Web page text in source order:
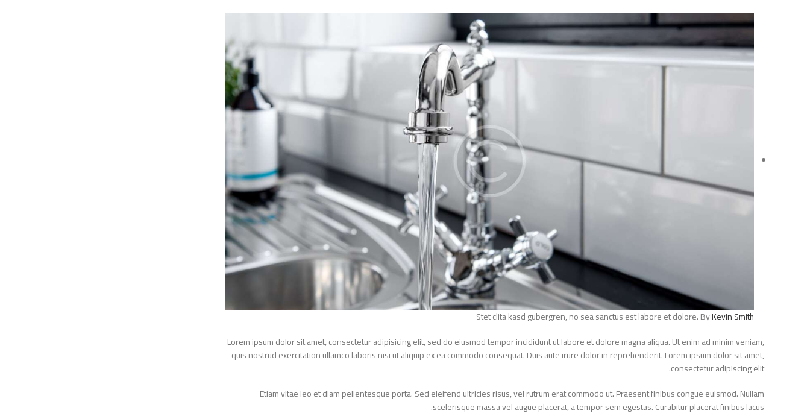
Stet clita kasd gubergren, no sea sanctus est labore et dolore. ByKevin Smith
Lorem ipsum dolor sit amet, consectetur adipisicing elit, sed do eiusmod tempor incididunt ut labore et dolore magna aliqua. Ut enim ad minim veniam,
quis nostrud exercitation ullamco laboris nisi ut aliquip ex ea commodo consequat. Duis aute irure dolor in reprehenderit. Lorem ipsum dolor sit amet,
consectetur adipiscing elit.
Etiam vitae leo et diam pellentesque porta. Sed eleifend ultricies risus, vel rutrum erat commodo ut. Praesent finibus congue euismod. Nullam
scelerisque massa vel augue placerat, a tempor sem egestas. Curabitur placerat finibus lacus.